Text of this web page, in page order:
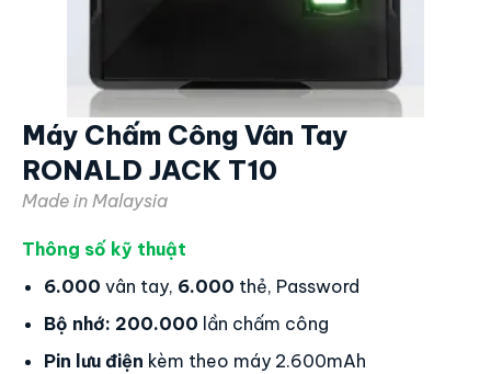
Máy Chấm Công Vân Tay
RONALD JACK T10
Made in Malaysia
Thông số kỹ thuật
6.000 vân tay, 6.000 thẻ, Password
Bộ nhớ: 200.000 lần chấm công
Pin lưu điện kèm theo máy 2.600mAh